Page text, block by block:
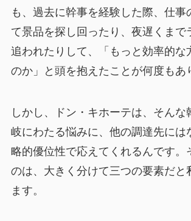
も、過去に幹事を経験した際、仕事
て景品を探し回ったり、夜遅くまで
追われたりして、「もっと効率的な
のか」と頭を抱えたことが何度もあ
しかし、ドン・キホーテは、そんな
岐にわたる悩みに、他の調達先には
略的優位性で応えてくれるんです。
のは、大きく分けて三つの要素だと
ます。